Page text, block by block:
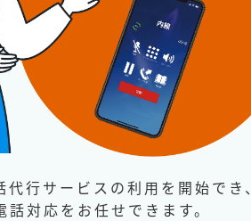
代行サービスの利用を開始でき
話対応をお任せできます。